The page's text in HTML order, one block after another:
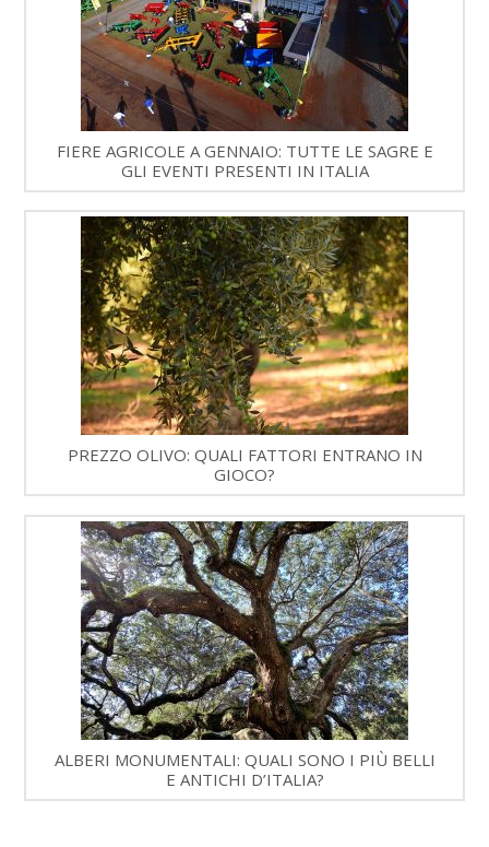
FIERE AGRICOLE A GENNAIO: TUTTE LE SAGRE E
GLI EVENTI PRESENTI IN ITALIA
PREZZO OLIVO: QUALI FATTORI ENTRANO IN
GIOCO?
ALBERI MONUMENTALI: QUALI SONO I PIÙ BELLI
E ANTICHI D’ITALIA?